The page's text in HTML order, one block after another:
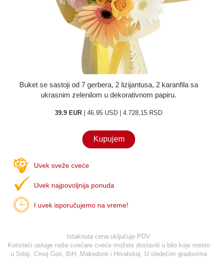
O nama
Kontakt
Buket se sastoji od 7 gerbera, 2 lizijantusa, 2 karanfila sa
ukrasnim zelenilom u dekorativnom papiru.
39.9 EUR | 46.95 USD | 4.728,15 RSD
Kupujem
Uvek sveže cveće
Uvek najpovoljnija ponuda
I uvek isporučujemo na vreme!
Istaknuta cena uključuje PDV
Koristeći usluge naše cvećare cveće možete dostaviti u bilo koje mesto
u Srbiji, Crnoj Gori, BiH, Makedonii i Hrvatskoj. U sledećim gradovima